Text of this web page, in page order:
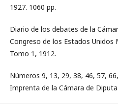
1927. 1060 pp.
Diario de los debates de la
Congreso de los Estados Unidos
Tomo 1, 1912.
Números 9, 13, 29, 38, 46, 57,
Imprenta de la Cámara de